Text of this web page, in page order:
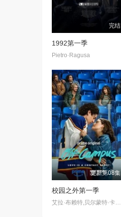
完结
1992第一季
Pietro·Ragusa
更新第08集
校园之外第一季